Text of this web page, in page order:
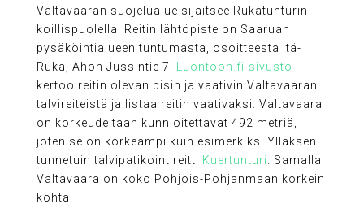
Valtavaaran suojelualue sijaitsee Rukatunturin
koillispuolella. Reitin lähtöpiste on Saaruan
pysäköintialueen tuntumasta, osoitteesta Itä-
Ruka, Ahon Jussintie 7.
Luontoon.fi-sivusto
kertoo reitin olevan pisin ja vaativin Valtavaaran
talvireiteistä ja listaa reitin vaativaksi. Valtavaara
on korkeudeltaan kunnioitettavat 492 metriä,
joten se on korkeampi kuin esimerkiksi Ylläksen
tunnetuin talvipatikointireitti Kuertunturi
. Samalla
Valtavaara on koko Pohjois-Pohjanmaan korkein
kohta.